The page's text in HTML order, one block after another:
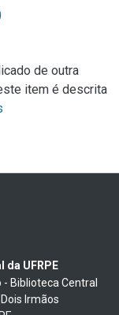
de outra
item é descrita
UFRPE
- Biblioteca Central
Irmãos